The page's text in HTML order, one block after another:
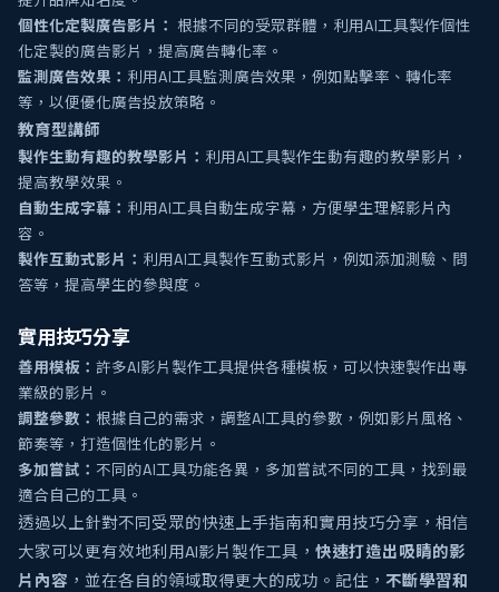
個性化定製廣告影片： 根據不同的受眾群體，利用AI工具製作個性
化定製的廣告影片，提高廣告轉化率。
監測廣告效果： 利用AI工具監測廣告效果，例如點擊率、轉化率
等，以便優化廣告投放策略。
教育型講師
製作生動有趣的教學影片： 利用AI工具製作生動有趣的教學影片，
提高教學效果。
自動生成字幕： 利用AI工具自動生成字幕，方便學生理解影片內
容。
製作互動式影片： 利用AI工具製作互動式影片，例如添加測驗、問
答等，提高學生的參與度。
實用技巧分享
善用模板： 許多AI影片製作工具提供各種模板，可以快速製作出專
業級的影片。
調整參數： 根據自己的需求，調整AI工具的參數，例如影片風格、
節奏等，打造個性化的影片。
多加嘗試： 不同的AI工具功能各異，多加嘗試不同的工具，找到最
適合自己的工具。
透過以上針對不同受眾的快速上手指南和實用技巧分享，相信
大家可以更有效地利用AI影片製作工具， 快速打造出吸睛的影
片內容 ，並在各自的領域取得更大的成功。記住， 不斷學習和